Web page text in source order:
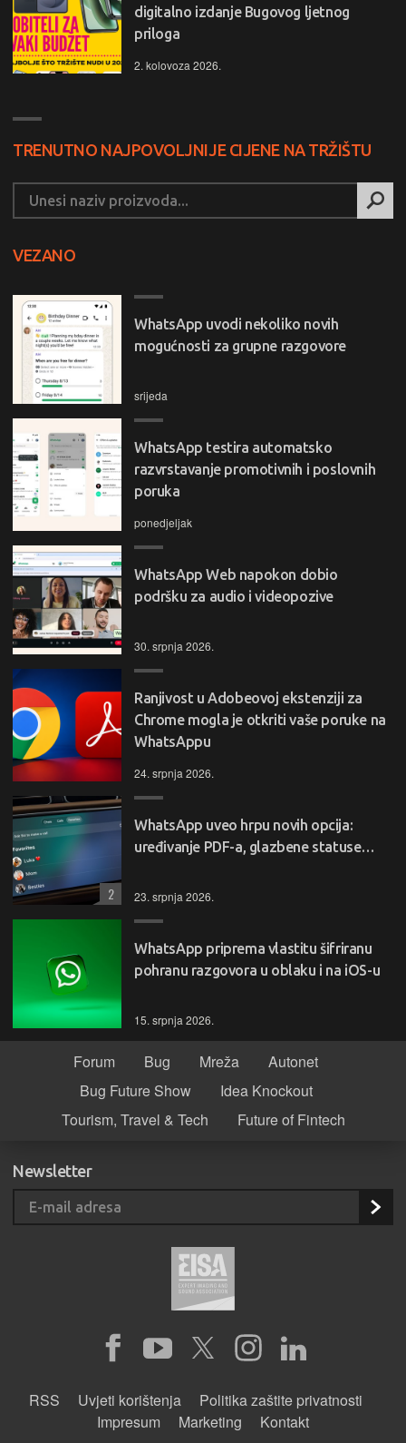
digitalno izdanje Bugovog ljetnog
priloga
2. kolovoza 2026.
TRENUTNO NAJPOVOLJNIJE CIJENE NA TRŽIŠTU
VEZANO
WhatsApp uvodi nekoliko novih
mogućnosti za grupne razgovore
srijeda
WhatsApp testira automatsko
razvrstavanje promotivnih i poslovnih
poruka
ponedjeljak
WhatsApp Web napokon dobio
podršku za audio i videopozive
30. srpnja 2026.
Ranjivost u Adobeovoj ekstenziji za
Chrome mogla je otkriti vaše poruke na
WhatsAppu
24. srpnja 2026.
WhatsApp uveo hrpu novih opcija:
uređivanje PDF-a, glazbene statuse…
23. srpnja 2026.
2
WhatsApp priprema vlastitu šifriranu
pohranu razgovora u oblaku i na iOS-u
15. srpnja 2026.
Forum Bug Mreža
Autonet
Bug Future Show
Idea Knockout
Tourism, Travel & Tech
Future of Fintech
Newsletter
RSS Uvjeti korištenja
Politika zaštite privatnosti
Impresum
Marketing Kontakt